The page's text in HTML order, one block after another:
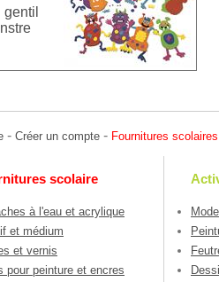
gentil
- Créer un compte - Fournitures scolaires
scolaire
à l'eau et acrylique
et médium
et vernis
pour peinture et encres